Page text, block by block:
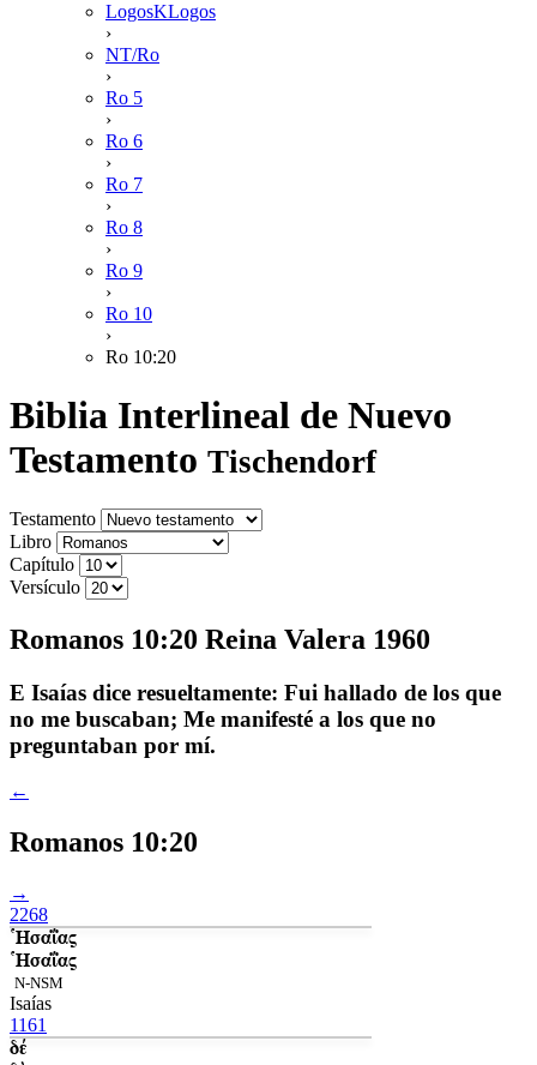
LogosKLogos
›
NT/Ro
›
Ro 5
›
Ro 6
›
Ro 7
›
Ro 8
›
Ro 9
›
Ro 10
›
Ro 10:20
Biblia Interlineal de Nuevo
Testamento Tischendorf
Testamento
Libro
Capítulo
Versículo
Romanos 10:20 Reina Valera 1960
E Isaías dice resueltamente: Fui hallado de los que
no me buscaban; Me manifesté a los que no
preguntaban por mí.
←
Romanos 10:20
→
2268
Ἡσαΐας
Ἡσαΐας
N-NSM
Isaías
1161
δέ